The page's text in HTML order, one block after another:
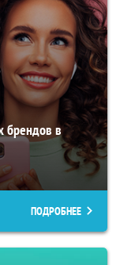
брендов в
ПОДРОБНЕЕ